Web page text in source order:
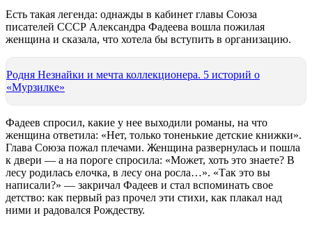
Есть такая легенда: однажды в кабинет главы Союза
писателей СССР Александра Фадеева вошла пожилая
женщина и сказала, что хотела бы вступить в организацию.
Родня Незнайки и мечта коллекционера. 5 историй о
«Мурзилке»
Фадеев спросил, какие у нее выходили романы, на что
женщина ответила: «Нет, только тоненькие детские книжки».
Глава Союза пожал плечами. Женщина развернулась и пошла
к двери — а на пороге спросила: «Может, хоть это знаете? В
лесу родилась елочка, в лесу она росла…». «Так это вы
написали?» — закричал Фадеев и стал вспоминать свое
детство: как первый раз прочел эти стихи, как плакал над
ними и радовался Рождеству.